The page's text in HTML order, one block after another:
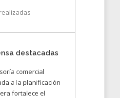
destacadas
comercial
a la planificación
fortalece el